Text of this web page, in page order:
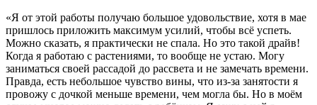
«Я от этой работы получаю большое удовольствие, хотя в мае
пришлось приложить максимум усилий, чтобы всё успеть.
Можно сказать, я практически не спала. Но это такой драйв!
Когда я работаю с растениями, то вообще не устаю. Могу
заниматься своей рассадой до рассвета и не замечать времени.
Правда, есть небольшое чувство вины, что из-за занятости я
провожу с дочкой меньше времени, чем могла бы. Но в моём